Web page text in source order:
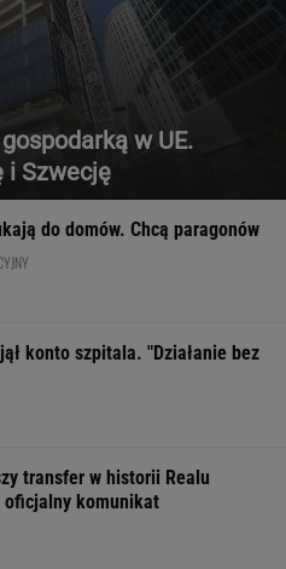
w UE.
i Szwecję
do domów. Chcą paragonów
konto szpitala. "Działanie bez
transfer w historii Realu
oficjalny komunikat